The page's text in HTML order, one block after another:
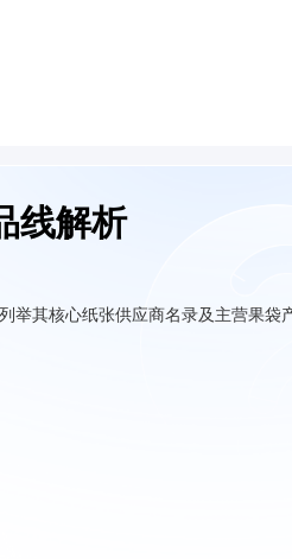
线解析
举其核心纸张供应商名录及主营果袋